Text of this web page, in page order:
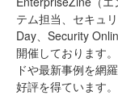
テム担当、セキュ
Day、Security
開催しております
ドや最新事例を網
好評を得ています。